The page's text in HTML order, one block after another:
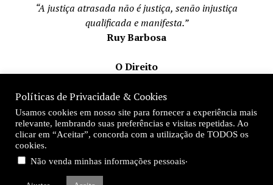
“A justiça atrasada não é justiça, senão injustiça
qualificada e manifesta.”
Ruy Barbosa
O Direito
Mateus Matos
Fundador e Editor-Chefe
Desde 1996
Políticas de Privacidade & Cookies
Usamos cookies em nosso site para fornecer a experiência mais
relevante, lembrando suas preferências e visitas repetidas. Ao
clicar em “Aceitar”, concorda com a utilização de TODOS os
cookies.
Não venda minhas informações pessoais.